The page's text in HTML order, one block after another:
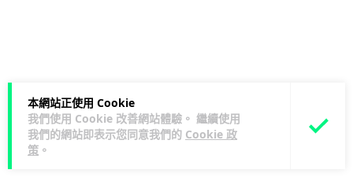
本網站正使用 Cookie
我們使用 Cookie 改善網站體驗。 繼續使用
我們的網站即表示您同意我們的 Cookie 政
策 。